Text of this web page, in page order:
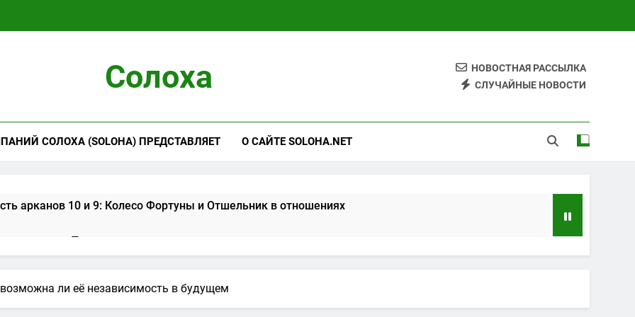
Солоха
НОВОСТНАЯ РАССЫЛКА
СЛУЧАЙНЫЕ НОВОСТИ
СОЛОХА (SOLOHA) ПРЕДСТАВЛЯЕТ О САЙТЕ SOLOHA.NET
арканов 10 и 9: Колесо Фортуны и Отшельник в отношениях
в картах Таро: символ интуиции, мудрости и скрытого знания
в картах Таро: символ созидания, изобилия и женской мудрости
ли её независимость в будущем